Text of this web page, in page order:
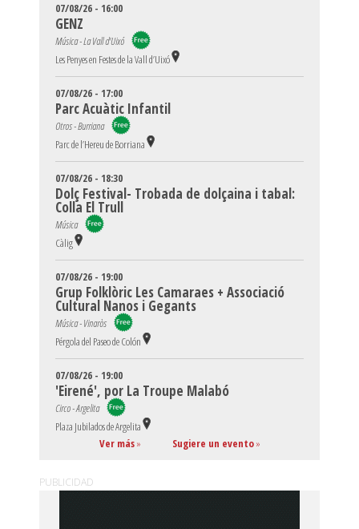
07/08/26 - 16:00
GENZ
Música - La Vall d'Uixó
Les Penyes en Festes de la Vall d’Uixó
07/08/26 - 17:00
Parc Acuàtic Infantil
Otros - Burriana
Parc de l’Hereu de Borriana
07/08/26 - 18:30
Dolç Festival- Trobada de dolçaina i tabal:
Colla El Trull
Música
Càlig
07/08/26 - 19:00
Grup Folklòric Les Camaraes + Associació
Cultural Nanos i Gegants
Música - Vinaròs
Pérgola del Paseo de Colón
07/08/26 - 19:00
'Eirené', por La Troupe Malabó
Circo - Argelita
Plaza Jubilados de Argelita
Ver más» Sugiere un evento»
PUBLICIDAD